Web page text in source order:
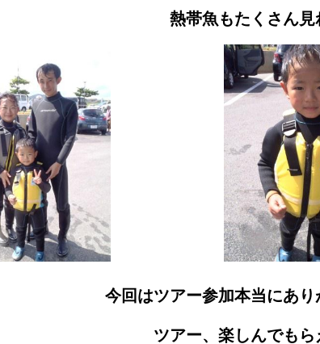
熱帯魚もたくさん見
今回はツアー参加本当にあり
ツアー、楽しんでもら